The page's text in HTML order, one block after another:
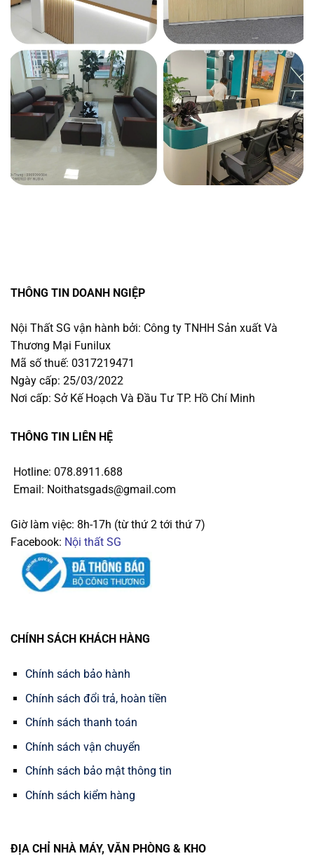
THÔNG TIN DOANH NGIỆP
Nội Thất SG vận hành bởi: Công ty TNHH Sản xuất Và
Thương Mại Funilux
Mã số thuế: 0317219471
Ngày cấp: 25/03/2022
Nơi cấp: Sở Kế Hoạch Và Đầu Tư TP. Hồ Chí Minh
THÔNG TIN LIÊN HỆ
Hotline: 078.8911.688
Email: Noithatsgads@gmail.com
Giờ làm việc: 8h-17h (từ thứ 2 tới thứ 7)
Facebook: Nội thất SG
CHÍNH SÁCH KHÁCH HÀNG
Chính sách bảo hành
Chính sách đổi trả, hoàn tiền
Chính sách thanh toán
Chính sách vận chuyển
Chính sách bảo mật thông tin
Chính sách kiểm hàng
ĐỊA CHỈ NHÀ MÁY, VĂN PHÒNG & KHO